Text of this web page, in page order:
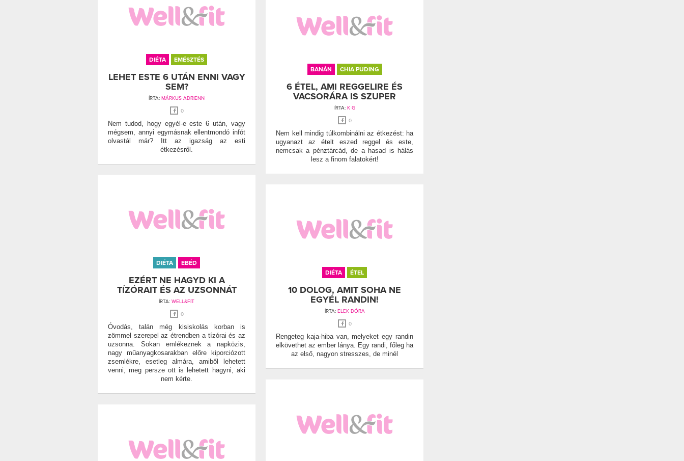
DIÉTA EMÉSZTÉS
LEHET ESTE 6 UTÁN ENNI VAGY
SEM?
ÍRTA: MÁRKUS ADRIENN
0
Nem tudod, hogy egyél-e este 6 után, vagy
mégsem, annyi egymásnak ellentmondó infót
olvastál már? Itt az igazság az esti
étkezésről.
BANÁN CHIA PUDING
6 ÉTEL, AMI REGGELIRE ÉS
VACSORÁRA IS SZUPER
ÍRTA: K G
0
Nem kell mindig túlkombinálni az étkezést: ha
ugyanazt az ételt eszed reggel és este,
nemcsak a pénztárcád, de a hasad is hálás
lesz a finom falatokért!
DIÉTA EBÉD
EZÉRT NE HAGYD KI A
TÍZÓRAIT ÉS AZ UZSONNÁT
ÍRTA: WELL&FIT
0
Óvodás, talán még kisiskolás korban is
zömmel szerepel az étrendben a tízórai és az
uzsonna. Sokan emlékeznek a napközis,
nagy műanyagkosarakban előre kiporciózott
zsemlékre, esetleg almára, amiből lehetett
venni, meg persze ott is lehetett hagyni, aki
nem kérte.
DIÉTA ÉTEL
10 DOLOG, AMIT SOHA NE
EGYÉL RANDIN!
ÍRTA: ELEK DÓRA
0
Rengeteg kaja-hiba van, melyeket egy randin
elkövethet az ember lánya. Egy randi, főleg ha
az első, nagyon stresszes, de minél